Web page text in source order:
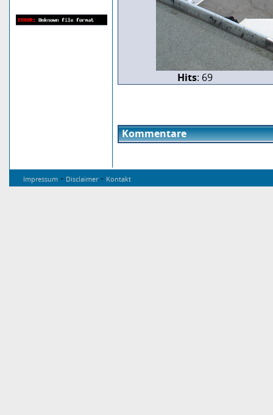
Hits: 69
Kommentare
Impressum - Disclaimer- Kontakt